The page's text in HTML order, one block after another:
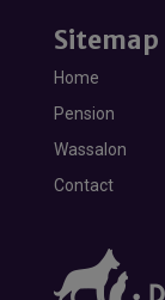
Sitemap
Home
Pension
Wassalon
Contact